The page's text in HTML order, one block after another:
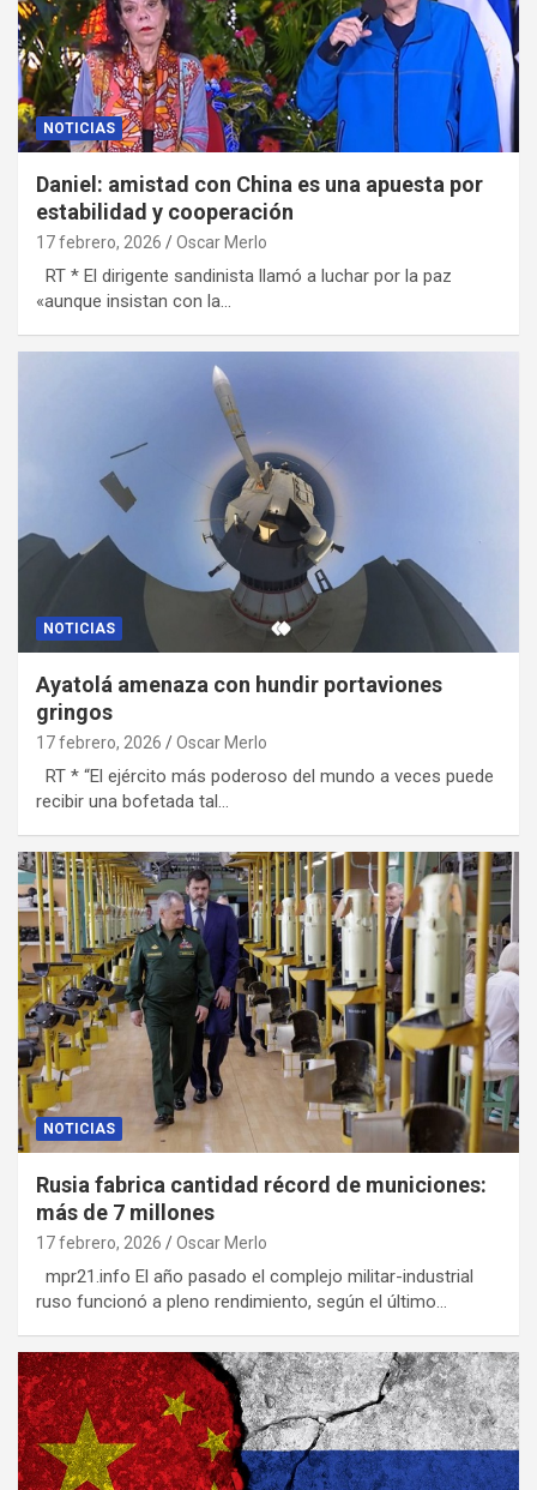
NOTICIAS
Daniel: amistad con China es una apuesta por
estabilidad y cooperación
17 febrero, 2026 Oscar Merlo
RT * El dirigente sandinista llamó a luchar por la paz
«aunque insistan con la…
NOTICIAS
Ayatolá amenaza con hundir portaviones
gringos
17 febrero, 2026 Oscar Merlo
RT * “El ejército más poderoso del mundo a veces puede
recibir una bofetada tal…
NOTICIAS
Rusia fabrica cantidad récord de municiones:
más de 7 millones
17 febrero, 2026 Oscar Merlo
mpr21.info El año pasado el complejo militar-industrial
ruso funcionó a pleno rendimiento, según el último…